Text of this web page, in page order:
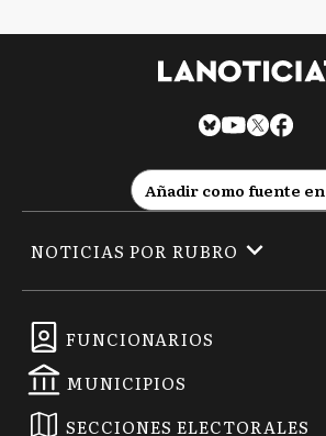
Añadir como fuente en
FUNCIONARIOS
MUNICIPIOS
SECCIONES ELECTORALES
NOTICIAS POR RUBRO